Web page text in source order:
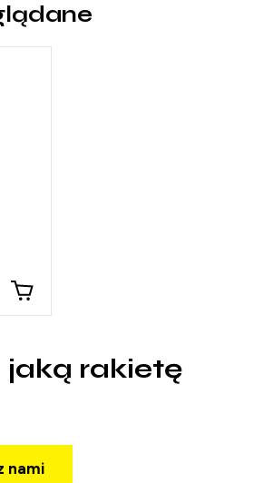
jaką rakietę
nami